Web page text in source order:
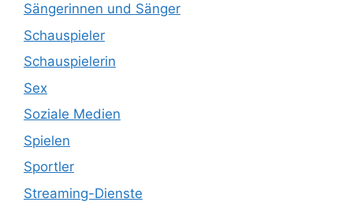
Sängerinnen und Sänger
Schauspieler
Schauspielerin
Sex
Soziale Medien
Spielen
Sportler
Streaming-Dienste